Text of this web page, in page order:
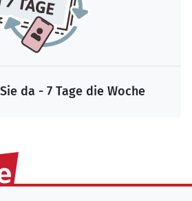
da - 7 Tage die Woche